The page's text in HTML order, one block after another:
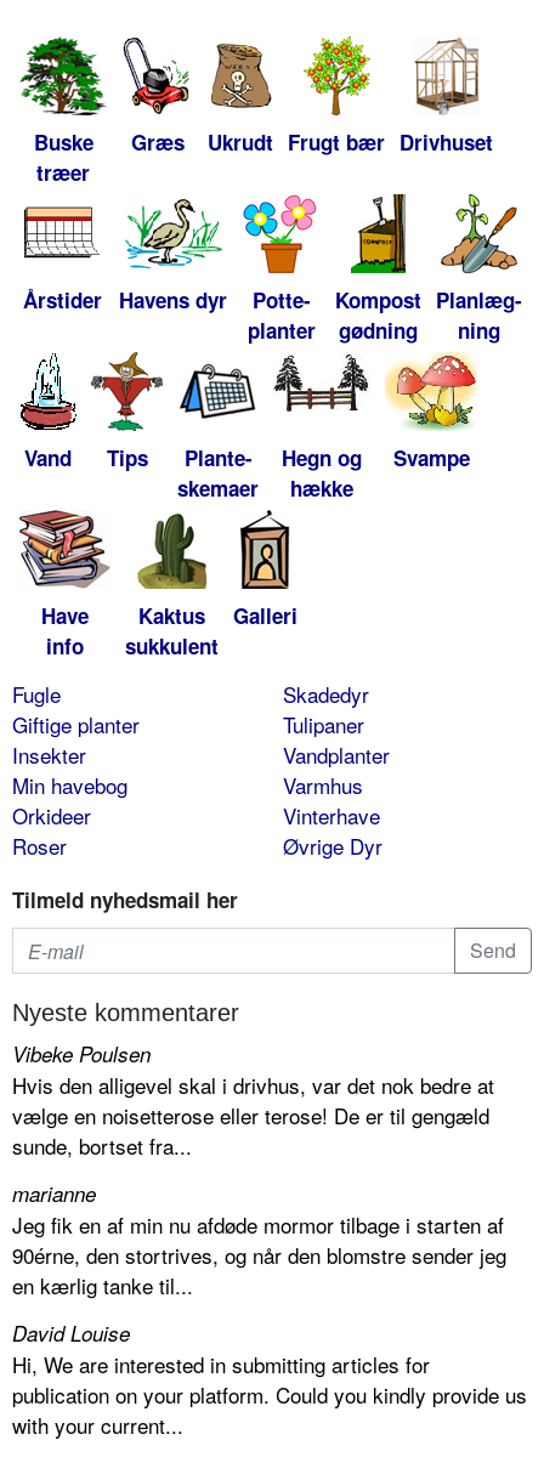
Buske
træer
Græs Ukrudt Frugt bær Drivhuset
Årstider Havens dyr
Potte-
planter
Kompost
gødning
Planlæg-
ning
Vand Tips
Plante-
skemaer
Hegn og
hække
Svampe
Have
info
Kaktus
sukkulent
Galleri
Fugle
Giftige planter
Insekter
Min havebog
Orkideer
Roser
Skadedyr
Tulipaner
Vandplanter
Varmhus
Vinterhave
Øvrige Dyr
Tilmeld nyhedsmail her
Nyeste kommentarer
Vibeke Poulsen
Hvis den alligevel skal i drivhus, var det nok bedre at
vælge en noisetterose eller terose! De er til gengæld
sunde, bortset fra...
marianne
Jeg fik en af min nu afdøde mormor tilbage i starten af
90érne, den stortrives, og når den blomstre sender jeg
en kærlig tanke til...
David Louise
Hi, We are interested in submitting articles for
publication on your platform. Could you kindly provide us
with your current...